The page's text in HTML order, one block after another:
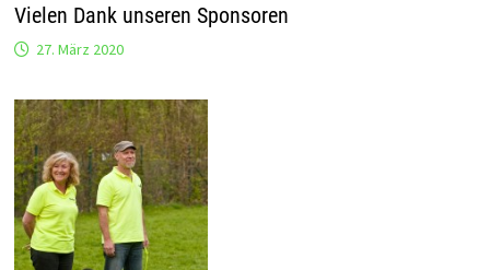
Vielen Dank unseren Sponsoren
27. März 2020